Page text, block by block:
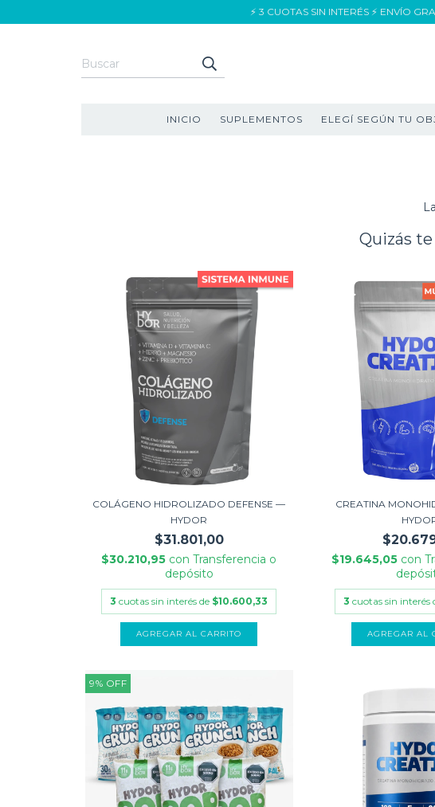
⚡ 3 CUOTAS SIN INTERÉS ⚡ ENVÍO
INICIO SUPLEMENTOS ELEGÍ SEGÚN TU
Quizás
COLÁGENO HIDROLIZADO DEFENSE —
HYDOR
$31.801,00
$30.210,95 con Transferencia o
depósito
3 cuotas sin interés de $10.600,33
AGREGAR AL CARRITO
CREATINA
$19.645,05 con
3 cuotas sin interés
AGREGAR AL
9% OFF